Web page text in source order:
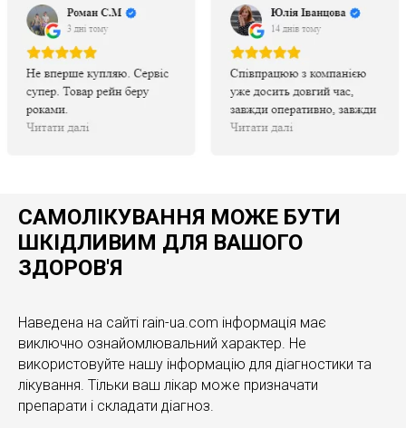
САМОЛІКУВАННЯ МОЖЕ БУТИ
ШКІДЛИВИМ ДЛЯ ВАШОГО
ЗДОРОВ'Я
Наведена на сайті rain-ua.com інформація має
виключно ознайомлювальний характер. Не
використовуйте нашу інформацію для діагностики та
лікування. Тільки ваш лікар може призначати
препарати і складати діагноз.